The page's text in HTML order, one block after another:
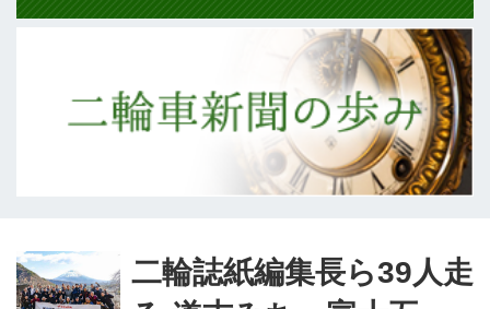
二輪誌紙編集長ら39人走